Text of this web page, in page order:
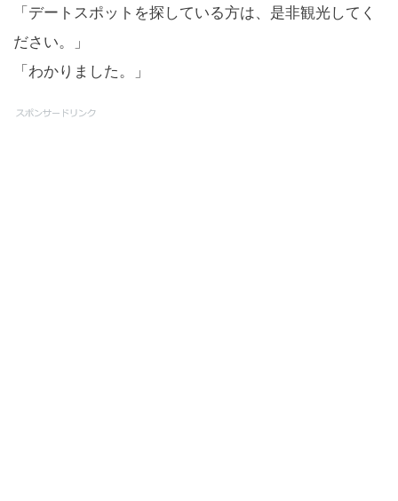
「デートスポットを探している方は、是非観光してく
ださい。」
「わかりました。」